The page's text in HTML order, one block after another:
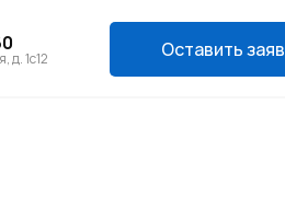
Оставить
д. 1с12